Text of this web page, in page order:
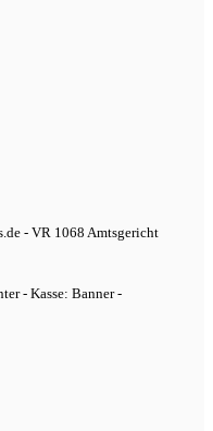
- VR 1068 Amtsgericht
- Kasse: Banner -